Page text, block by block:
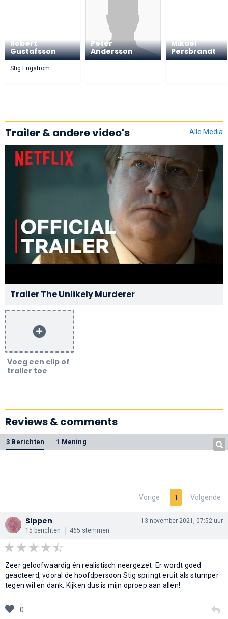
Robert
Gustafsson
Stig Engström
Peter
Andersson
Mikael
Persbrandt
Trailer & andere video's
Trailer The Unlikely Murderer
Alle Media
Voeg een clip of
trailer toe
Reviews & comments
3 Berichten 1 Mening
Vorige 1 Volgende
Sippen
15 berichten 465 stemmen
13 november 2021, 07:52 uur
Zeer geloofwaardig én realistisch neergezet. Er wordt goed
geacteerd, vooral de hoofdpersoon Stig springt eruit als stumper
tegen wil en dank. Kijken dus is mijn oproep aan allen!
0